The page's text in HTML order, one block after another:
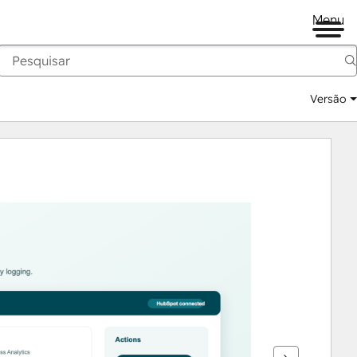
Menu
Versão